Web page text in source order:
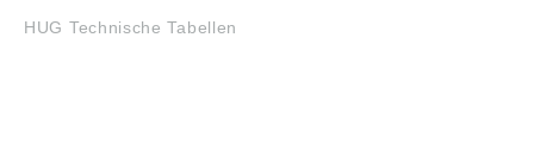
HUG Technische Tabellen